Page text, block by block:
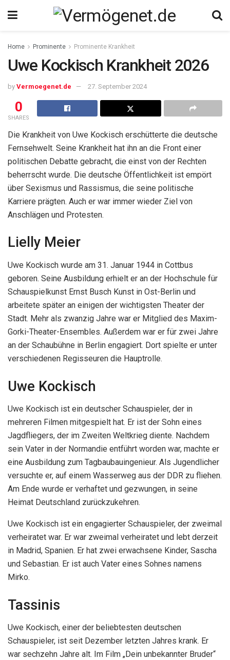
Home Prominente Prominente Krankheit
Uwe Kockisch Krankheit 2026
by Vermoegenet.de 27. September 2024
0
SHARES
Die Krankheit von Uwe Kockisch erschütterte die deutsche
Fernsehwelt. Seine Krankheit hat ihn an die Front einer
politischen Debatte gebracht, die einst von der Rechten
beherrscht wurde. Die deutsche Öffentlichkeit ist empört
über Sexismus und Rassismus, die seine politische
Karriere prägten. Auch er war immer wieder Ziel von
Anschlägen und Protesten.
Lielly Meier
Uwe Kockisch wurde am 31. Januar 1944 in Cottbus
geboren. Seine Ausbildung erhielt er an der Hochschule für
Schauspielkunst Ernst Busch Kunst in Ost-Berlin und
arbeitete später an einigen der wichtigsten Theater der
Stadt. Mehr als zwanzig Jahre war er Mitglied des Maxim-
Gorki-Theater-Ensembles. Außerdem war er für zwei Jahre
an der Schaubühne in Berlin engagiert. Dort spielte er unter
verschiedenen Regisseuren die Hauptrolle.
Uwe Kockisch
Uwe Kockisch ist ein deutscher Schauspieler, der in
mehreren Filmen mitgespielt hat. Er ist der Sohn eines
Jagdfliegers, der im Zweiten Weltkrieg diente. Nachdem
sein Vater in der Normandie entführt worden war, machte er
eine Ausbildung zum Tagbaubauingenieur. Als Jugendlicher
versuchte er, auf einem Wasserweg aus der DDR zu fliehen.
Am Ende wurde er verhaftet und gezwungen, in seine
Heimat Deutschland zurückzukehren.
Uwe Kockisch ist ein engagierter Schauspieler, der zweimal
verheiratet war. Er war zweimal verheiratet und lebt derzeit
in Madrid, Spanien. Er hat zwei erwachsene Kinder, Sascha
und Sebastian. Er ist auch Vater eines Sohnes namens
Mirko.
Tassinis
Uwe Kockisch, einer der beliebtesten deutschen
Schauspieler, ist seit Dezember letzten Jahres krank. Er
war sechzehn Jahre alt. Im Film „Dein unbekannter Bruder“